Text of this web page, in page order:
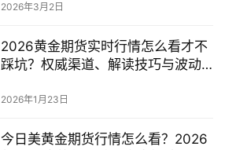
2026年3月2日
2026黄金期货实时行情怎么看才不
踩坑？权威渠道、解读技巧与波动
2026年1月23日
今日美黄金期货行情怎么看？2026